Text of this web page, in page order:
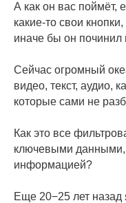
А как он вас поймёт,
какие-то свои
иначе бы он починил
Сейчас огромный
видео, текст, аудио,
которые сами не
Как это все
ключевыми данными,
информацией?
Еще 20−25 лет назад